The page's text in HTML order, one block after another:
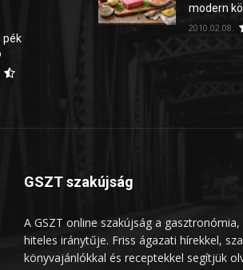
pék
modern
2010.02.08.
GSZT szakújság
A GSZT online szakújság a
hiteles iránytűje. Friss ágazati hírekkel,
könyvajánlókkal és receptekkel segítjük